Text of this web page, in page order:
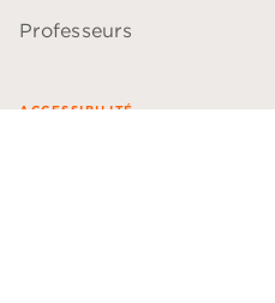
Professeurs
ACCESSIBILITÉ